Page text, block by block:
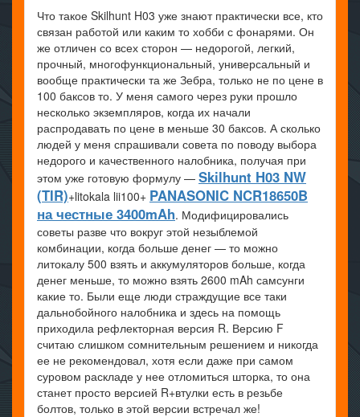
Что такое Skilhunt H03 уже знают практически все, кто
связан работой или каким то хобби с фонарями. Он
же отличен со всех сторон — недорогой, легкий,
прочный, многофункциональный, универсальный и
вообще практически та же Зебра, только не по цене в
100 баксов то. У меня самого через руки прошло
несколько экземпляров, когда их начали
распродавать по цене в меньше 30 баксов. А сколько
людей у меня спрашивали совета по поводу выбора
недорого и качественного налобника, получая при
этом уже готовую формулу — Skilhunt H03 NW
(TIR)+litokala lii100+ PANASONIC NCR18650B
на честные 3400mAh. Модифицировались
советы разве что вокруг этой незыблемой
комбинации, когда больше денег — то можно
литокалу 500 взять и аккумуляторов больше, когда
денег меньше, то можно взять 2600 mAh самсунги
какие то. Были еще люди страждущие все таки
дальнобойного налобника и здесь на помощь
приходила рефлекторная версия R. Версию F
считаю слишком сомнительным решением и никогда
ее не рекомендовал, хотя если даже при самом
суровом раскладе у нее отломиться шторка, то она
станет просто версией R+втулки есть в резьбе
болтов, только в этой версии встречал же!